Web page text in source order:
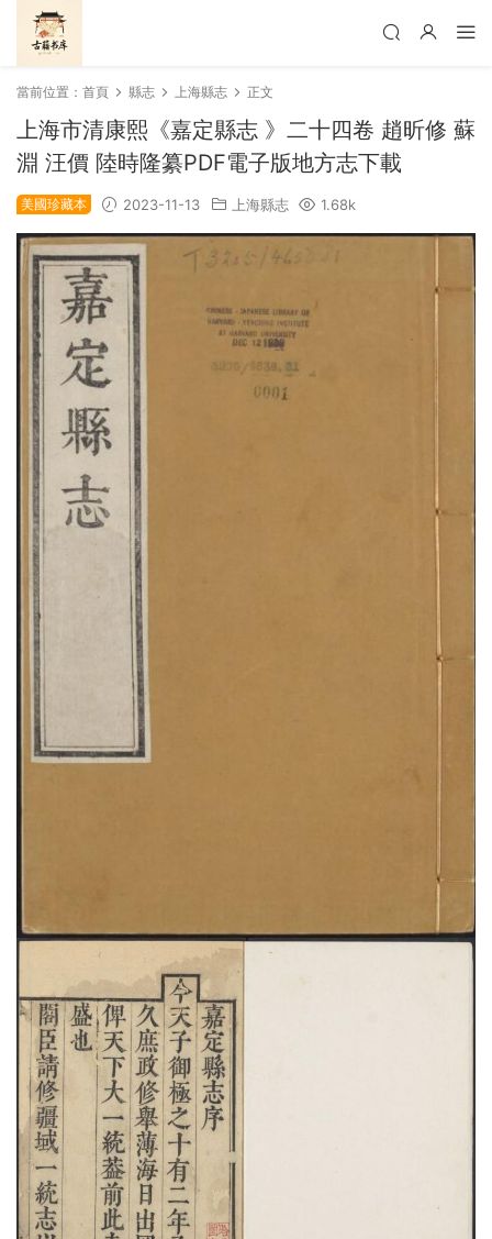
當前位置： 首頁 縣志 上海縣志 正文
上海市清康熙《嘉定縣志 》二十四卷 趙昕修 蘇
淵 汪價 陸時隆纂PDF電子版地方志下載
美國珍藏本 2023-11-13 上海縣志 1.68k